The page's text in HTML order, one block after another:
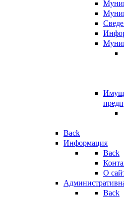
Back
Информация
Back
О
Back